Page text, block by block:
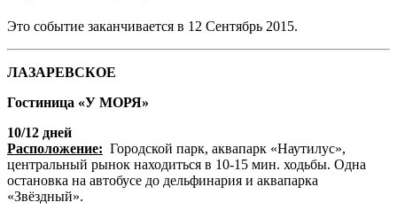
Это событие заканчивается в 12 Сентябрь 2015.
ЛАЗАРЕВСКОЕ
Гостиница «У МОРЯ»
10/12 дней
Расположение: Городской парк, аквапарк «Наутилус»,
центральный рынок находиться в 10-15 мин. ходьбы. Одна
остановка на автобусе до дельфинария и аквапарка
«Звёздный».